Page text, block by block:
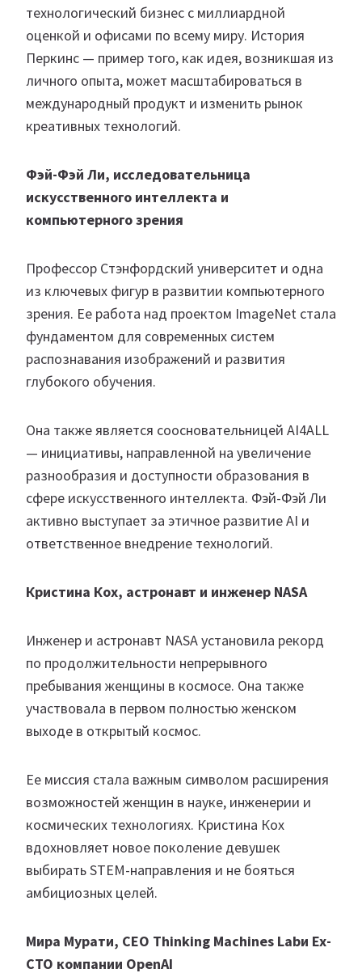
технологический бизнес с миллиардной
оценкой и офисами по всему миру. История
Перкинс — пример того, как идея, возникшая из
личного опыта, может масштабироваться в
международный продукт и изменить рынок
креативных технологий.
Фэй-Фэй Ли, исследовательница
искусственного интеллекта и
компьютерного зрения
Профессор Стэнфордский университет и одна
из ключевых фигур в развитии компьютерного
зрения. Ее работа над проектом ImageNet стала
фундаментом для современных систем
распознавания изображений и развития
глубокого обучения.
Она также является соосновательницей AI4ALL
— инициативы, направленной на увеличение
разнообразия и доступности образования в
сфере искусственного интеллекта. Фэй-Фэй Ли
активно выступает за этичное развитие AI и
ответственное внедрение технологий.
Кристина Кох, астронавт и инженер NASA
Инженер и астронавт NASA установила рекорд
по продолжительности непрерывного
пребывания женщины в космосе. Она также
участвовала в первом полностью женском
выходе в открытый космос.
Ее миссия стала важным символом расширения
возможностей женщин в науке, инженерии и
космических технологиях. Кристина Кох
вдохновляет новое поколение девушек
выбирать STEM-направления и не бояться
амбициозных целей.
Мира Мурати, CEO Thinking Machines Labи Ex-
CTO компании OpenAI